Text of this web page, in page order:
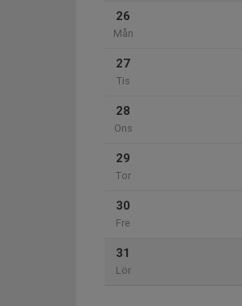
26
Mån
27
Tis
28
Ons
29
Tor
30
Fre
31
Lör